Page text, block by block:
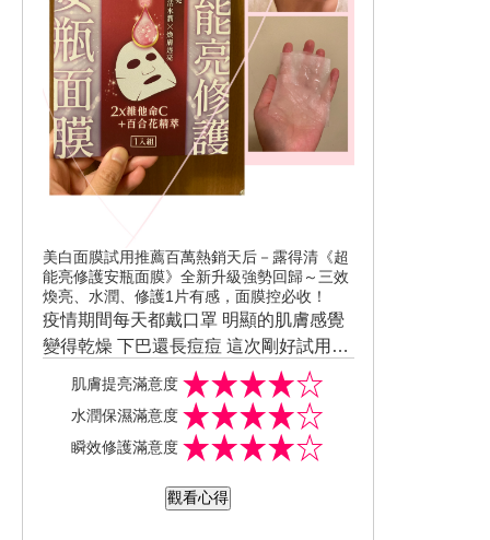
美白面膜試用推薦百萬熱銷天后－露得清《超
能亮修護安瓶面膜》全新升級強勢回歸～三效
煥亮、水潤、修護1片有感，面膜控必收！
疫情期間每天都戴口罩 明顯的肌膚感覺
變得乾燥 下巴還長痘痘 這次剛好試用了
露得清 全新升級‘’超能亮修護安瓶面膜‘’
面膜非常薄透 3D貼膚剪裁很服貼 安瓶成
分三效修護煥亮 敷完感覺肌膚比較透亮
想試試的朋友看這邊 🌟上市回饋面膜
一！ 🌟屈臣氏&寶雅-5/27開賣、康是美-
肌膚提亮滿意度
水潤保濕滿意度
瞬效修護滿意度
觀看心得